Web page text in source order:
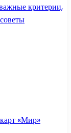
критерии,
«Мир»